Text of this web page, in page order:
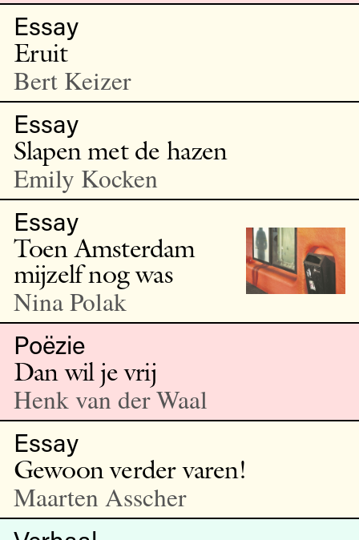
Essay
Eruit
Bert Keizer
Essay
Slapen met de hazen
Emily Kocken
Essay
Toen Amsterdam
mijzelf nog was
Nina Polak
Poëzie
Dan wil je vrij
Henk van der Waal
Essay
Gewoon verder varen!
Maarten Asscher